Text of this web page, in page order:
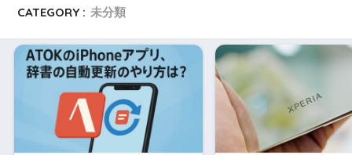
CATEGORY : 未分類